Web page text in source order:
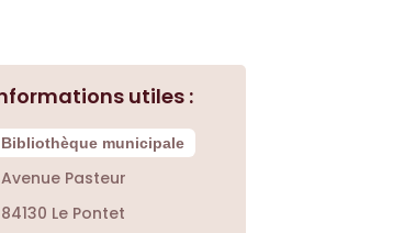
Bibliothèque municipale
Avenue Pasteur
84130 Le Pontet